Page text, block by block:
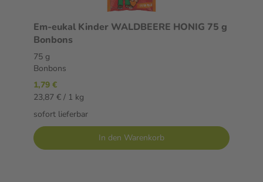
Em-eukal Kinder WALDBEERE HONIG 75 g
Bonbons
75 g
Bonbons
1,79 €
23,87 € / 1 kg
sofort lieferbar
In den Warenkorb